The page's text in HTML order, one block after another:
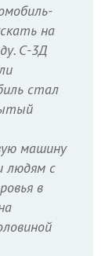
на
С-3Д
стал
машину
людям с
в